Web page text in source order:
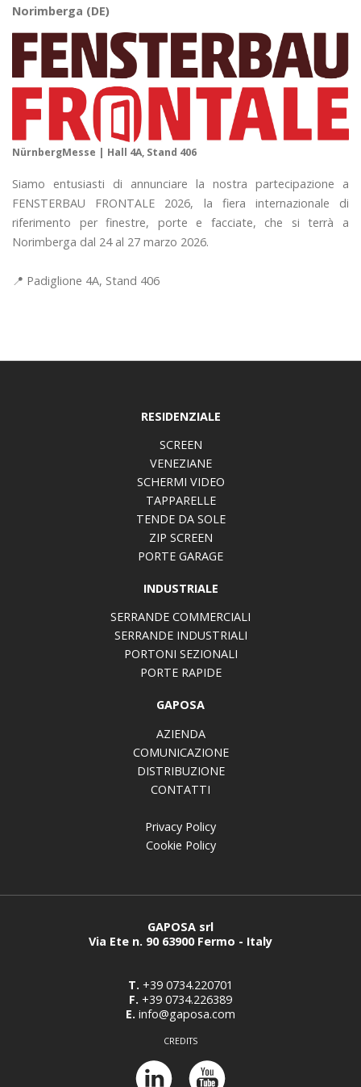
Norimberga (DE)
NürnbergMesse | Hall 4A, Stand 406
Siamo entusiasti di annunciare la nostra partecipazione a
FENSTERBAU FRONTALE 2026, la fiera internazionale di
riferimento per finestre, porte e facciate, che si terrà a
Norimberga dal 24 al 27 marzo 2026.
📍 Padiglione 4A, Stand 406
RESIDENZIALE
SCREEN
VENEZIANE
SCHERMI VIDEO
TAPPARELLE
TENDE DA SOLE
ZIP SCREEN
PORTE GARAGE
INDUSTRIALE
SERRANDE COMMERCIALI
SERRANDE INDUSTRIALI
PORTONI SEZIONALI
PORTE RAPIDE
GAPOSA
AZIENDA
COMUNICAZIONE
DISTRIBUZIONE
CONTATTI
Privacy Policy
Cookie Policy
GAPOSA srl
Via Ete n. 90 63900 Fermo - Italy
T. +39 0734.220701
F. +39 0734.226389
E. info@gaposa.com
CREDITS